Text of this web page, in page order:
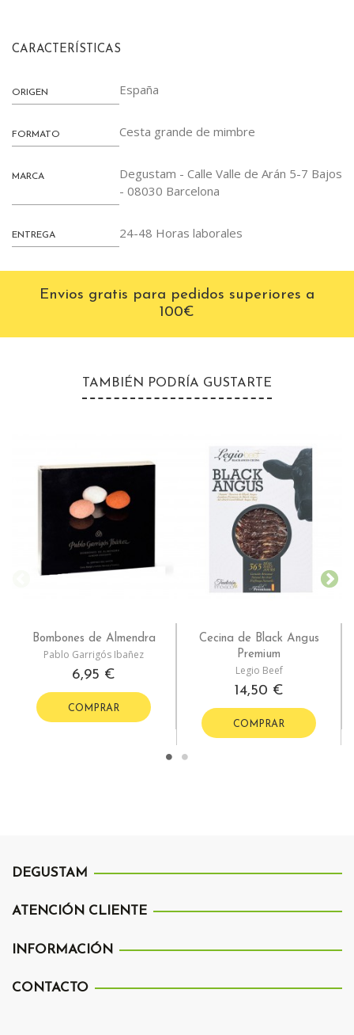
CARACTERÍSTICAS
ORIGEN España
FORMATO Cesta grande de mimbre
MARCA
Degustam - Calle Valle de Arán 5-7 Bajos
- 08030 Barcelona
ENTREGA 24-48 Horas laborales
Envios gratis para pedidos superiores a
100€
TAMBIÉN PODRÍA GUSTARTE
Bombones de Almendra
Pablo Garrigós Ibañez
6,95 €
COMPRAR
Cecina de Black Angus
Premium
Legio Beef
14,50 €
COMPRAR
DEGUSTAM
ATENCIÓN CLIENTE
INFORMACIÓN
CONTACTO